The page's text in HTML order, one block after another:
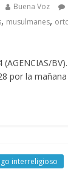
Buena Voz
, musulmanes,
por la
interreligioso